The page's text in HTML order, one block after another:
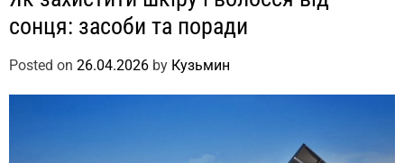
сонця: засоби та поради
Posted on 26.04.2026 by Кузьмин